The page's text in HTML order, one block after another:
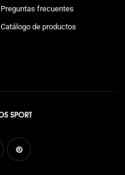
Preguntas frecuentes
Catálogo de productos